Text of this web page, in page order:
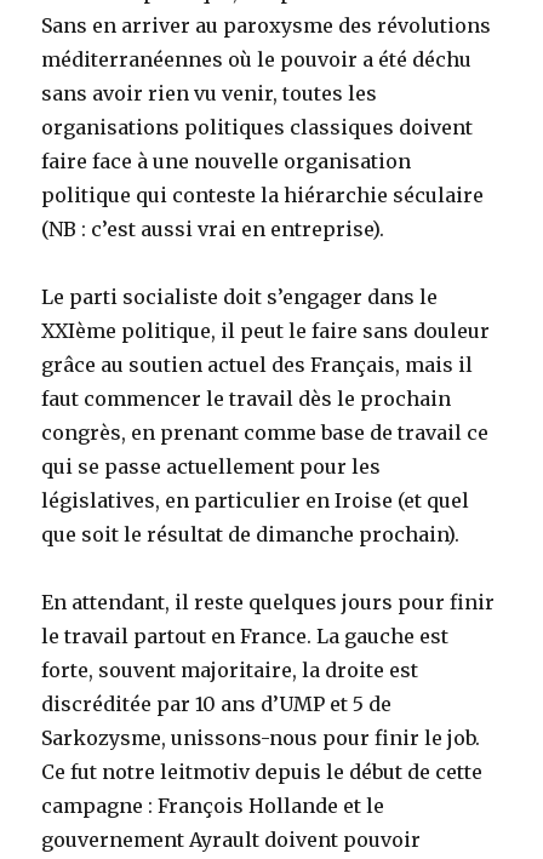
Sans en arriver au paroxysme des révolutions
méditerranéennes où le pouvoir a été déchu
sans avoir rien vu venir, toutes les
organisations politiques classiques doivent
faire face à une nouvelle organisation
politique qui conteste la hiérarchie séculaire
(NB : c’est aussi vrai en entreprise).
Le parti socialiste doit s’engager dans le
XXIème politique, il peut le faire sans douleur
grâce au soutien actuel des Français, mais il
faut commencer le travail dès le prochain
congrès, en prenant comme base de travail ce
qui se passe actuellement pour les
législatives, en particulier en Iroise (et quel
que soit le résultat de dimanche prochain).
En attendant, il reste quelques jours pour finir
le travail partout en France. La gauche est
forte, souvent majoritaire, la droite est
discréditée par 10 ans d’UMP et 5 de
Sarkozysme, unissons-nous pour finir le job.
Ce fut notre leitmotiv depuis le début de cette
campagne : François Hollande et le
gouvernement Ayrault doivent pouvoir